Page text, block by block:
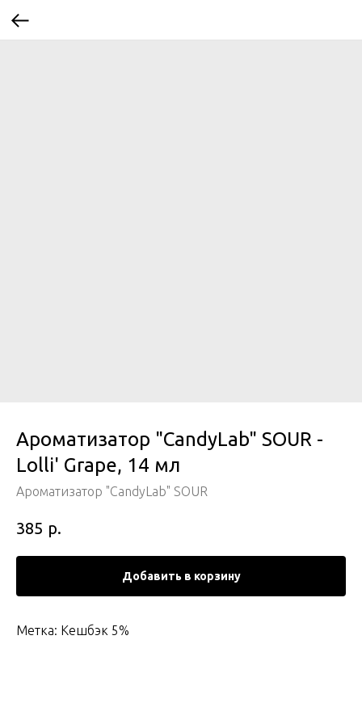
Ароматизатор "CandyLab" SOUR -
Lolli' Grape, 14 мл
Ароматизатор "CandyLab" SOUR
385 р.
Добавить в корзину
Метка: Кешбэк 5%